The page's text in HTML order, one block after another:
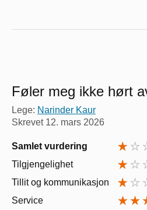
Føler meg ikke hørt
Lege: Narinder Kaur
Skrevet 12. mars 2026
Samlet vurdering
Tilgjengelighet
Tillit og kommunikasjon
Service